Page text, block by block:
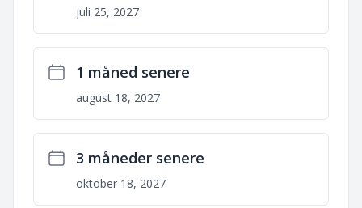
juli 25, 2027
1 måned senere
august 18, 2027
3 måneder senere
oktober 18, 2027